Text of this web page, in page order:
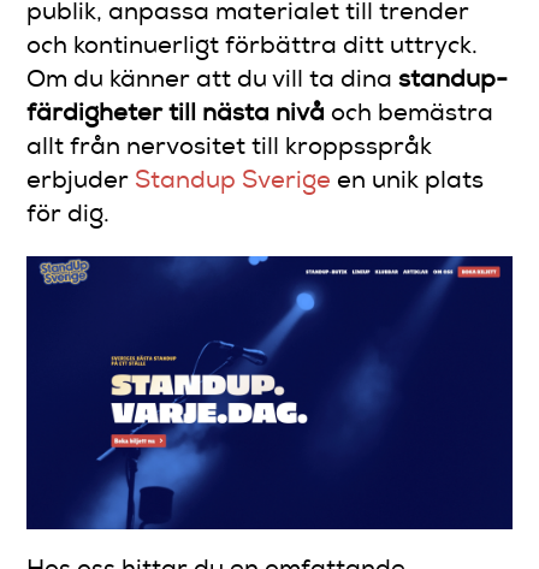
publik, anpassa materialet till trender
och kontinuerligt förbättra ditt uttryck.
Om du känner att du vill ta dinastandup-
färdigheter till nästa nivå och bemästra
allt från nervositet till kroppsspråk
erbjuder Standup Sverige en unik plats
för dig.